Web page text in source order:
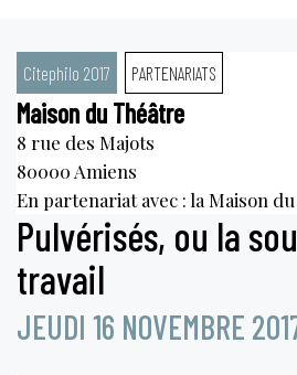
Citephilo 2017 PARTENARIATS
Maison du Théâtre
8 rue des Majots
80000 Amiens
En partenariat avec : la Maison
Pulvérisés, ou la
travail
JEUDI 16 NOVEMBRE